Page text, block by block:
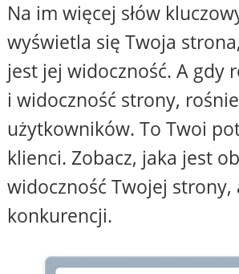
Na im więcej słów
wyświetla się Twoja
jest jej widoczność. A gdy
i widoczność strony,
użytkowników. To Twoi
klienci. Zobacz, jaka jest
widoczność Twojej strony,
konkurencji.